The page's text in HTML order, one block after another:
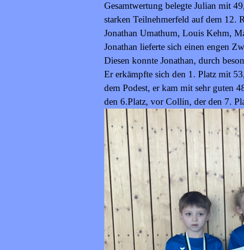
Gesamtwertung belegte Julian mit
starken Teilnehmerfeld auf dem 12.
Jonathan Umathum, Louis Kehm,
Jonathan lieferte sich einen engen
Diesen konnte Jonathan, durch
Er erkämpfte sich den 1. Platz mit
dem Podest, er kam mit sehr guten
den 6.Platz, vor Collin, der den 7.